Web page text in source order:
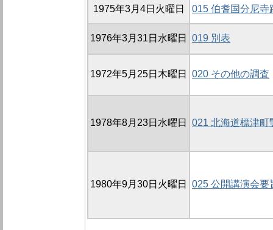
1975年3月4日火曜日 015 伯耆国分尼寺
1976年3月31日水曜日 019 別表
1972年5月25日木曜日 020 その他の調査
1978年8月23日水曜日 021 北海道標津町
1980年9月30日火曜日 025 公開講演会要